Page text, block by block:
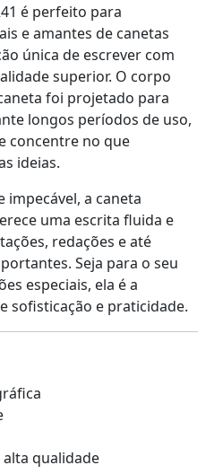
é perfeito para
e amantes de canetas
única de escrever com
superior. O corpo
foi projetado para
longos períodos de uso,
concentre no que
ideias.
a caneta
uma escrita fluida e
redações e até
Seja para o seu
especiais, ela é a
sofisticação e praticidade.
qualidade